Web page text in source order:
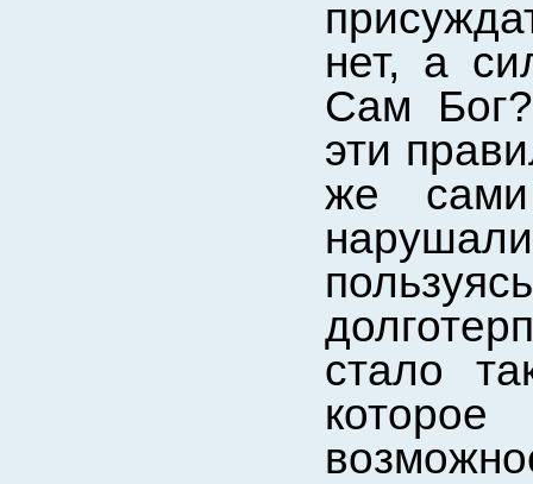
нет, а
Сам
эти
же сами
стало